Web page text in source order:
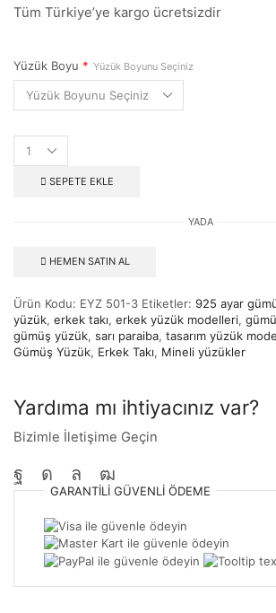
Tüm Türkiye’ye kargo ücretsizdir
Yüzük Boyu * Yüzük Boyunu Seçiniz
SEPETE EKLE
YADA
HEMEN SATIN AL
Ürün Kodu: EYZ 501-3 Etiketler: 925 ayar
yüzük, erkek takı, erkek yüzük modelleri,
gümüş yüzük, sarı paraiba, tasarım yüzük
Gümüş Yüzük, Erkek Takı, Mineli yüzükler
Yardıma mı ihtiyacınız var?
Bizimle İletişime Geçin
GARANTILI GÜVENLIÖDEME